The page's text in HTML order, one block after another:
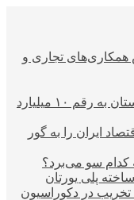
همکاری‌های تجاری و
افزایش حجم تجارت بین ایران و پاکستان به رقم ۱۰ میلیارد
ایران را به گور
کدام سو می‌برد؟
پلی یورتان
در دکوراسیون